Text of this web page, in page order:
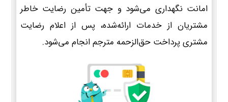
امانت نگهداری می‌شود و جهت تأمین رضایت خاطر
مشتریان از خدمات ارائه‌شده، پس از اعلام رضایت
مشتری پرداخت حق‌الزحمه مترجم انجام می‌شود.